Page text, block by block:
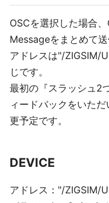
OSCを選択した場合
Messageをまとめて送
アドレスは"/ZIGSIM/
じです。
最初の『スラッシュ2
ィードバックをいた
更予定です。
DEVICE
アドレス："/ZIGSIM/